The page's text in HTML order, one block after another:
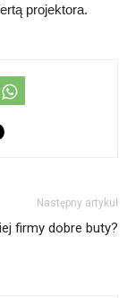
projektora.
Następny artykuł
firmy dobre buty?